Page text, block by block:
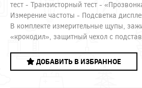
тест - Транзисторный тест -
Измерение частоты - Подсветка
В комплекте измерительные щупы,
«крокодил», защитный чехол с
ДОБАВИТЬ В ИЗБРАННОЕ